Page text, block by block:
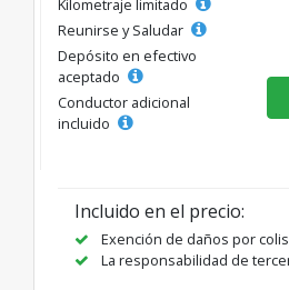
Kilometraje limitado
Reunirse y Saludar
Depósito en efectivo
aceptado
Conductor adicional
incluido
Incluido en el precio:
Exención de daños por
La responsabilidad de